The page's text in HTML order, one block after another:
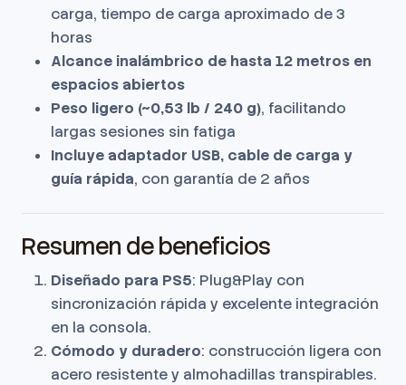
carga, tiempo de carga aproximado de 3
horas
Alcance inalámbrico de hasta 12 metros en
espacios abiertos
Peso ligero (~0,53 lb / 240 g), facilitando
largas sesiones sin fatiga
Incluye adaptador USB, cable de carga y
guía rápida, con garantía de 2 años
Resumen de beneficios
Diseñado para PS5: Plug&Play con
sincronización rápida y excelente integración
en la consola.
Cómodo y duradero: construcción ligera con
acero resistente y almohadillas transpirables.